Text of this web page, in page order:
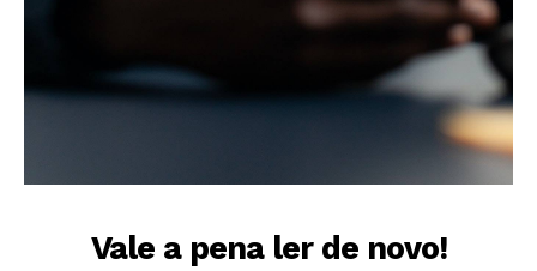
Vale a pena ler de novo!